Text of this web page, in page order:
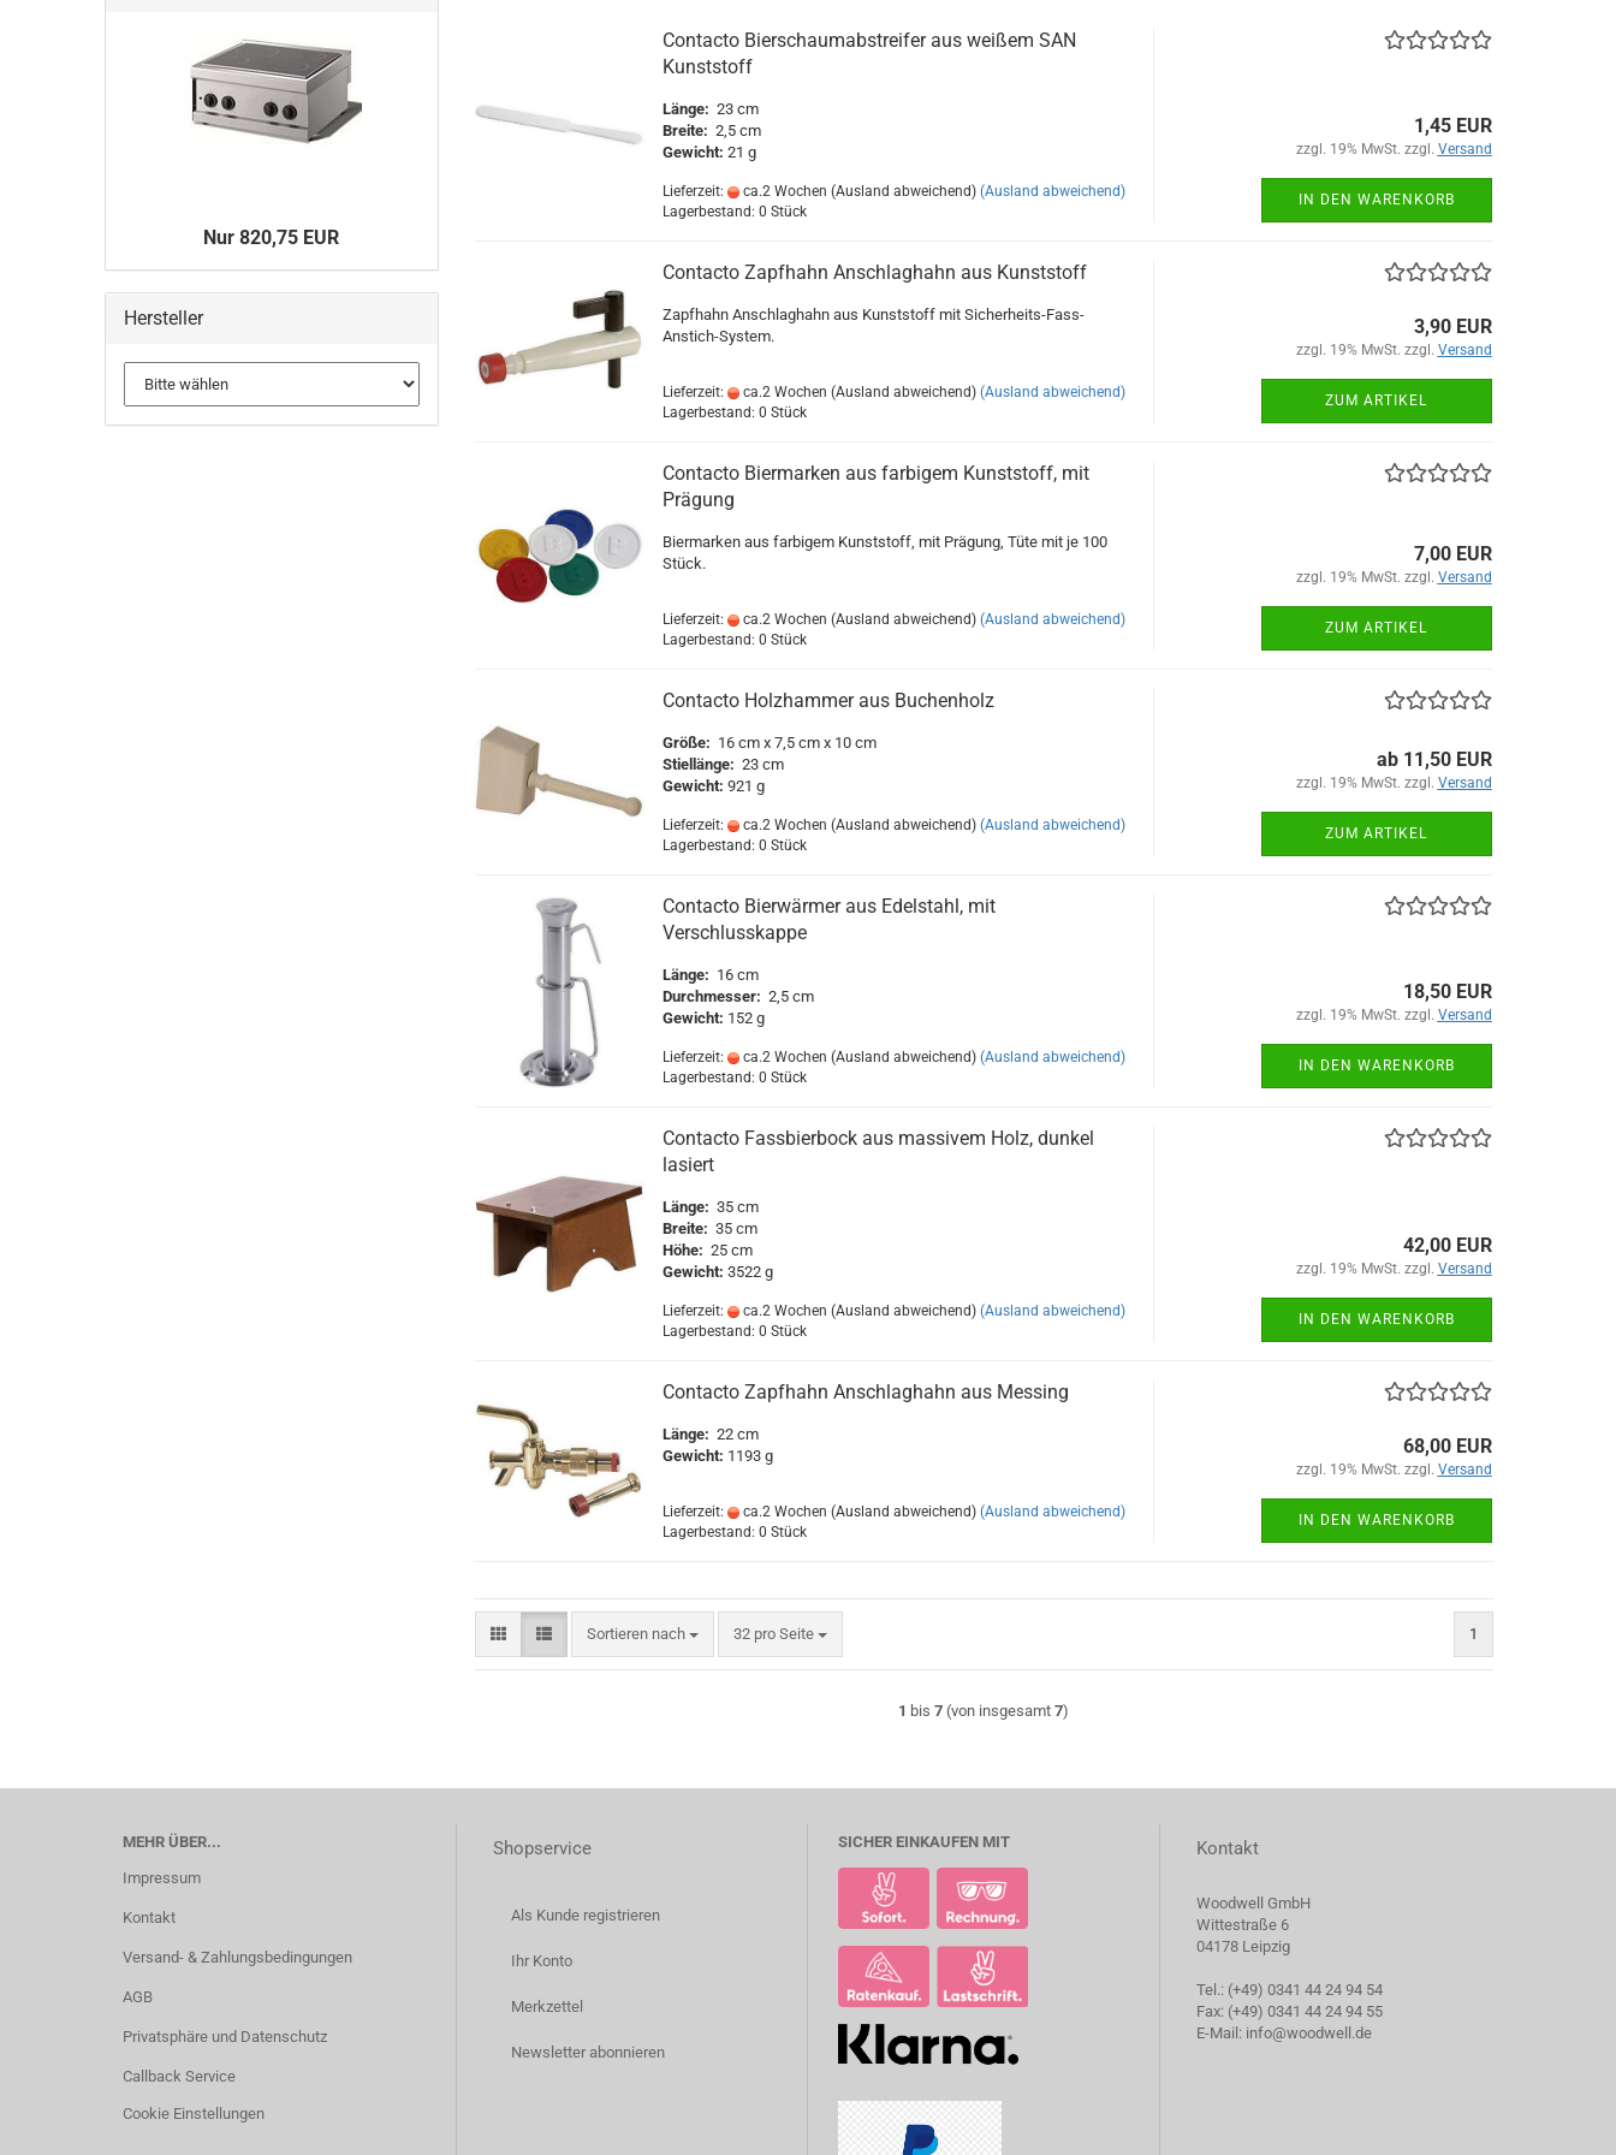
Contacto Bierschaumabstreifer aus weißem SAN
Kunststoff
Länge: 23 cm
Breite: 2,5 cm
Gewicht: 21 g
Lieferzeit: ca.2 Wochen (Ausland abweichend) (Ausland abweichend)
Lagerbestand: 0 Stück
1,45 EUR
zzgl. 19% MwSt. zzgl. Versand
IN DEN WARENKORB
Contacto Zapfhahn Anschlaghahn aus Kunststoff
Zapfhahn Anschlaghahn aus Kunststoff mit Sicherheits-Fass-
Anstich-System.
Lieferzeit: ca.2 Wochen (Ausland abweichend) (Ausland abweichend)
Lagerbestand: 0 Stück
3,90 EUR
zzgl. 19% MwSt. zzgl. Versand
ZUM ARTIKEL
Contacto Biermarken aus farbigem Kunststoff, mit
Prägung
Biermarken aus farbigem Kunststoff, mit Prägung, Tüte mit je 100
Stück.
Lieferzeit: ca.2 Wochen (Ausland abweichend) (Ausland abweichend)
Lagerbestand: 0 Stück
7,00 EUR
zzgl. 19% MwSt. zzgl. Versand
ZUM ARTIKEL
Contacto Holzhammer aus Buchenholz
Größe: 16 cm x 7,5 cm x 10 cm
Stiellänge: 23 cm
Gewicht: 921 g
Lieferzeit: ca.2 Wochen (Ausland abweichend) (Ausland abweichend)
Lagerbestand: 0 Stück
ab 11,50 EUR
zzgl. 19% MwSt. zzgl. Versand
ZUM ARTIKEL
Contacto Bierwärmer aus Edelstahl, mit
Verschlusskappe
Länge: 16 cm
Durchmesser: 2,5 cm
Gewicht: 152 g
Lieferzeit: ca.2 Wochen (Ausland abweichend) (Ausland abweichend)
Lagerbestand: 0 Stück
18,50 EUR
zzgl. 19% MwSt. zzgl. Versand
IN DEN WARENKORB
Contacto Fassbierbock aus massivem Holz, dunkel
lasiert
Länge: 35 cm
Breite: 35 cm
Höhe: 25 cm
Gewicht: 3522 g
Lieferzeit: ca.2 Wochen (Ausland abweichend) (Ausland abweichend)
Lagerbestand: 0 Stück
42,00 EUR
zzgl. 19% MwSt. zzgl. Versand
IN DEN WARENKORB
Contacto Zapfhahn Anschlaghahn aus Messing
Länge: 22 cm
Gewicht: 1193 g
Lieferzeit: ca.2 Wochen (Ausland abweichend) (Ausland abweichend)
Lagerbestand: 0 Stück
68,00 EUR
zzgl. 19% MwSt. zzgl. Versand
IN DEN WARENKORB
Sortieren nach
Sortieren nach 32 pro Seite
pro Seite 1
1 bis7 (von insgesamt7)
Nur 820,75 EUR
Hersteller
MEHR ÜBER...
Impressum
Kontakt
Versand- & Zahlungsbedingungen
AGB
Privatsphäre und Datenschutz
Callback Service
Cookie Einstellungen
Shopservice
Als Kunde registrieren
Ihr Konto
Merkzettel
Newsletter abonnieren
SICHER EINKAUFEN MIT Kontakt
Woodwell GmbH
Wittestraße 6
04178 Leipzig
Tel.: (+49) 0341 44 24 94 54
Fax: (+49) 0341 44 24 94 55
E-Mail: info@woodwell.de